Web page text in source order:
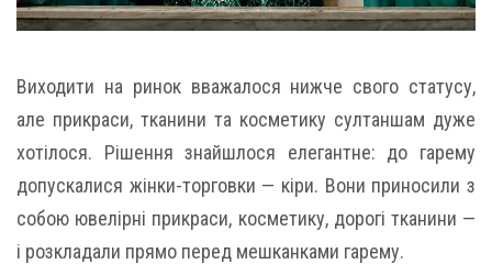
Виходити на ринок вважалося нижче свого статусу,
але прикраси, тканини та косметику султаншам дуже
хотілося. Рішення знайшлося елегантне: до гарему
допускалися жінки-торговки — кіри. Вони приносили з
собою ювелірні прикраси, косметику, дорогі тканини —
і розкладали прямо перед мешканками гарему.